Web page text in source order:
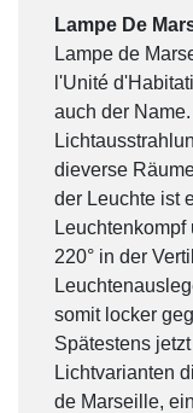
Lampe De
Lampe de
l'Unité
auch der
dieverse
der Leuchte ist
Leuchtenkompf
220° in der
somit locker
Spätestens
Lichtvarianten
de Marseille,